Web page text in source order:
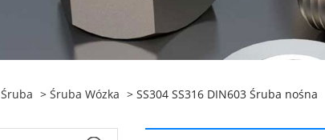
Śruba > Śruba Wózka > SS304 SS316 DIN603 Śruba nośna